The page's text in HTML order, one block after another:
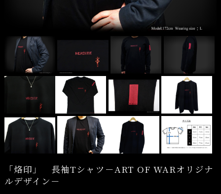
「烙印」 長袖Tシャツ－ART OF WARオリジナ
ルデザイン－